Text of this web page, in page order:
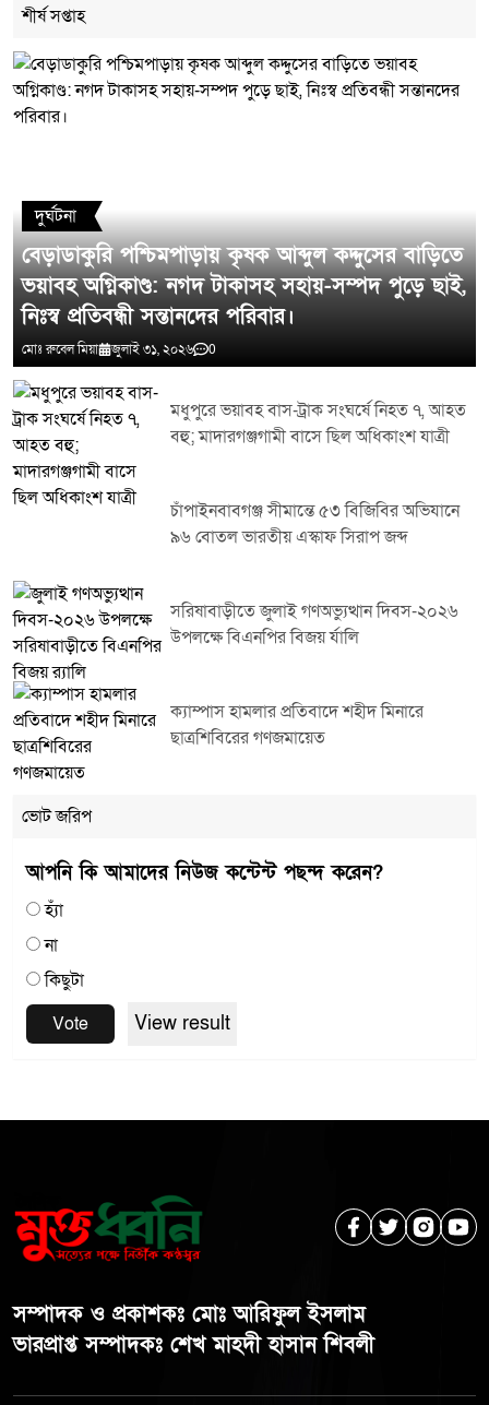
শীর্ষ সপ্তাহ
দুর্ঘটনা
বেড়াডাকুরি পশ্চিমপাড়ায় কৃষক আব্দুল কদ্দুসের বাড়িতে
ভয়াবহ অগ্নিকাণ্ড: নগদ টাকাসহ সহায়-সম্পদ পুড়ে ছাই,
নিঃস্ব প্রতিবন্ধী সন্তানদের পরিবার।
মোঃ রুবেল মিয়া জুলাই ৩১, ২০২৬ 0
মধুপুরে ভয়াবহ বাস-ট্রাক সংঘর্ষে নিহত ৭, আহত
বহু; মাদারগঞ্জগামী বাসে ছিল অধিকাংশ যাত্রী
চাঁপাইনবাবগঞ্জ সীমান্তে ৫৩ বিজিবির অভিযানে
৯৬ বোতল ভারতীয় এস্কাফ সিরাপ জব্দ
সরিষাবাড়ীতে জুলাই গণঅভ্যুত্থান দিবস-২০২৬
উপলক্ষে বিএনপির বিজয় র্যালি
ক্যাম্পাস হামলার প্রতিবাদে শহীদ মিনারে
ছাত্রশিবিরের গণজমায়েত
ভোট জরিপ
আপনি কি আমাদের নিউজ কন্টেন্ট পছন্দ করেন?
হ্যাঁ
না
কিছুটা
Vote
View result
সম্পাদক ও প্রকাশকঃ মোঃ আরিফুল ইসলাম
ভারপ্রাপ্ত সম্পাদকঃ শেখ মাহদী হাসান শিবলী